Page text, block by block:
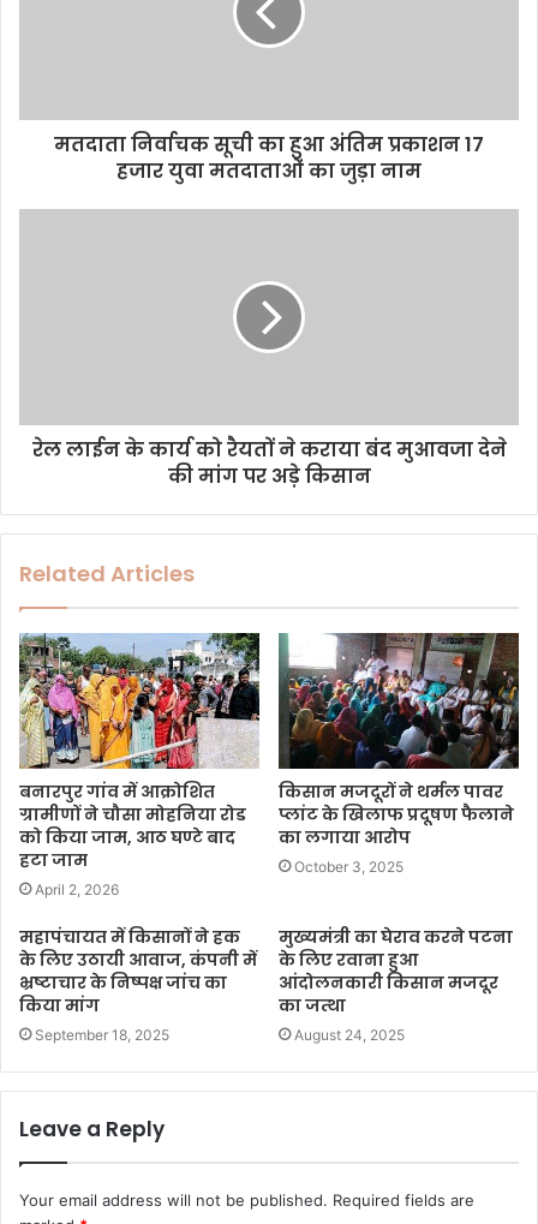
d
मतदाता निर्वाचक सूची का हुआ अंतिम प्रकाशन 17
हजार युवा मतदाताओं का जुड़ा नाम
रेल लाईन के कार्य को रैयतों ने कराया बंद मुआवजा देने
की मांग पर अड़े किसान
Related Articles
बनारपुर गांव में आक्रोशित
ग्रामीणों ने चौसा मोहनिया रोड
को किया जाम, आठ घण्टे बाद
हटा जाम
April 2, 2026
किसान मजदूरों ने थर्मल पावर
प्लांट के खिलाफ प्रदूषण फैलाने
का लगाया आरोप
October 3, 2025
महापंचायत में किसानों ने हक
के लिए उठायी आवाज, कंपनी में
भ्रष्टाचार के निष्पक्ष जांच का
किया मांग
September 18, 2025
मुख्यमंत्री का घेराव करने पटना
के लिए रवाना हुआ
आंदोलनकारी किसान मजदूर
का जत्था
August 24, 2025
Leave a Reply
Your email address will not be published. Required fields are